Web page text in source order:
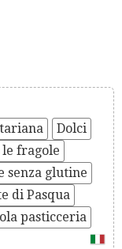
Dolci
le fragole
senza glutine
di Pasqua
pasticceria